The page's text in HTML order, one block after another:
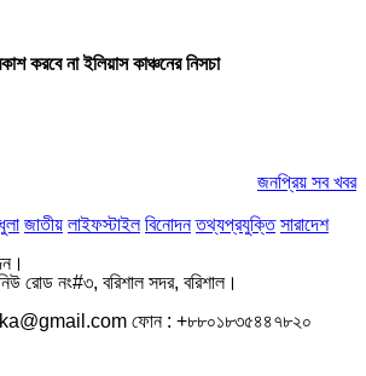
করবে না ইলিয়াস কাঞ্চনের নিসচা
জনপ্রিয় সব খবর
জাতীয় লাইফস্টাইল বিনোদন তথ্যপ্রযুক্তি সারাদেশ
রোড নং#৩, বরিশাল সদর, বরিশাল।
ফোন : +৮৮০১৮৩৫৪৪৭৮২০